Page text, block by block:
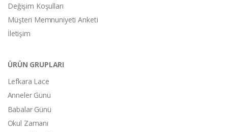
Değişim Koşulları
Müşteri Memnuniyeti Anketi
İletişim
ÜRÜN GRUPLARI
Lefkara Lace
Anneler Günü
Babalar Günü
Okul Zamanı